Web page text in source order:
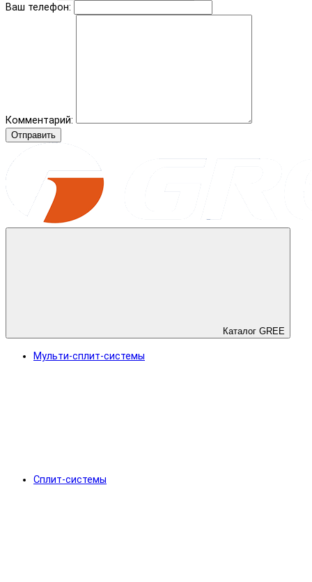
Ваш телефон:
Комментарий:
Отправить
Каталог GREE
Мульти-сплит-системы
Сплит-системы